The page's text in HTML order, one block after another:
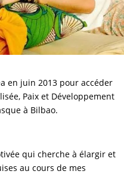
en juin 2013 pour accéder
Paix et Développement
à Bilbao.
qui cherche à élargir et
au cours de mes